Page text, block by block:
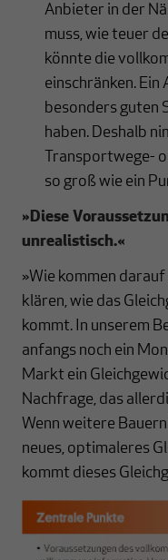
Anbieter in der
muss, wie teuer
könnte die
einschränken.
besonders guten
haben. Deshalb
Transportwege-
so groß wie ein
» Diese
unrealistisch.«
»Wie kommen
klären, wie das
kommt. In unserem
anfangs noch ein
Markt ein
Nachfrage, das
Wenn weitere
neues, optimaleres
kommt dieses